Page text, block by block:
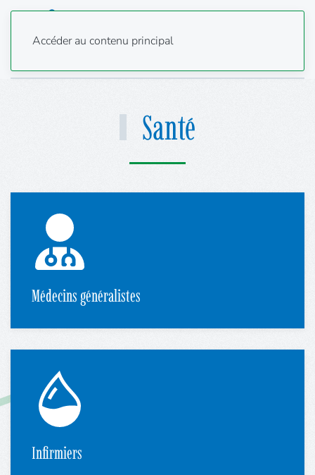
Accéder au contenu principal
Santé
Médecins généralistes
Infirmiers